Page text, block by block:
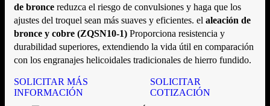
de bronce reduzca el riesgo de convulsiones y haga que los
ajustes del troquel sean más suaves y eficientes. el aleación de
bronce y cobre (ZQSN10-1) Proporciona resistencia y
durabilidad superiores, extendiendo la vida útil en comparación
con los engranajes helicoidales tradicionales de hierro fundido.
SOLICITAR MÁS
INFORMACIÓN
SOLICITAR
COTIZACIÓN